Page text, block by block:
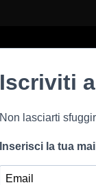
Iscriviti
Non lasciarti
Inserisci la tua mail